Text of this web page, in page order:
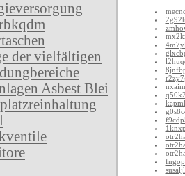
der vielfältigen
Asbest Blei